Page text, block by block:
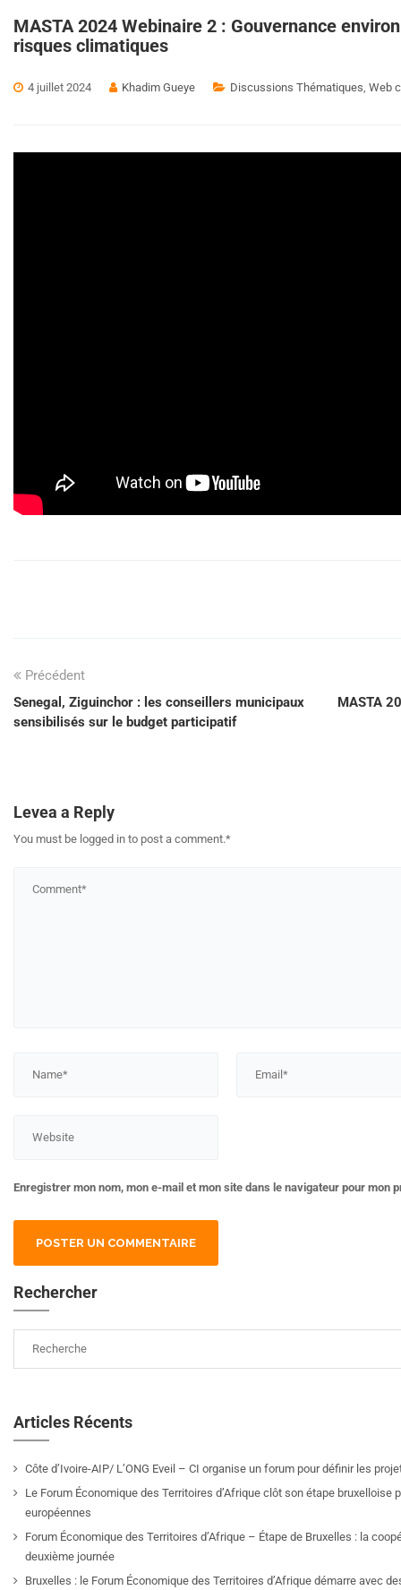
MASTA 2024 Webinaire 2 : Gouvernance
risques climatiques
4 juillet 2024 Khadim Gueye Discussions Thématiques, Web
Précédent
Senegal, Ziguinchor : les conseillers municipaux
sensibilisés sur le budget participatif
MASTA
Levea a Reply
You must be logged in to post a comment.*
Enregistrer mon nom, mon e-mail et mon site dans le navigateur pour mon
Rechercher
Articles Récents
Côte d’Ivoire-AIP/ L’ONG Eveil – CI organise un forum pour définir les
Le Forum Économique des Territoires d’Afrique clôt son étape
européennes
Forum Économique des Territoires d’Afrique – Étape de Bruxelles : la
deuxième journée
Bruxelles : le Forum Économique des Territoires d’Afrique démarre avec